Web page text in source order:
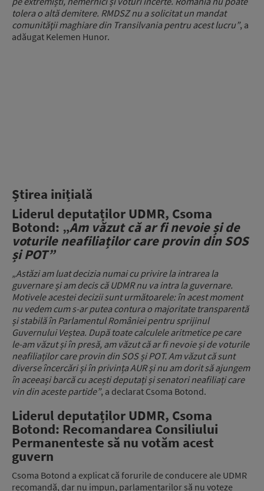
tolera o altă demitere. RMDSZ nu a solicitat un mandat
comunităţii maghiare din Transilvania pentru acest lucru”, a
adăugat Kelemen Hunor.
Știrea inițială
Liderul deputaților UDMR, Csoma
Botond: „Am văzut că ar fi nevoie și de
voturile neafiliaților care provin din SOS
și POT”
„Astăzi am luat decizia numai cu privire la intrarea la
guvernare și am decis că UDMR nu va intra la guvernare.
Motivele acestei decizii sunt următoarele: în acest moment
nu vedem cum s-ar putea contura o majoritate transparentă
și stabilă în Parlamentul României pentru sprijinul
Guvernului Veștea. După toate calculele aritmetice pe care
le-am văzut și în presă, am văzut că ar fi nevoie și de voturile
neafiliaților care provin din SOS și POT. Am văzut că sunt
diverse încercări și în privința AUR și nu am dorit să ajungem
în aceeași barcă cu acești deputați și senatori neafiliați care
vin din aceste partide”, a declarat Csoma Botond.
Liderul deputaților UDMR, Csoma
Botond: Recomandarea Consiliului
Permanenteste să nu votăm acest
guvern
Csoma Botond a explicat că forurile de conducere ale UDMR
recomandă, dar nu impun, parlamentarilor să nu voteze